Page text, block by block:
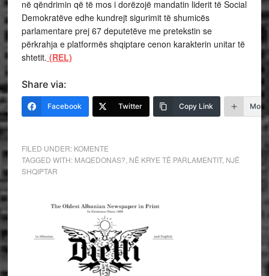
në qëndrimin që të mos i dorëzojë mandatin liderit të Social
Demokratëve edhe kundrejt sigurimit të shumicës
parlamentare prej 67 deputetëve me pretekstin se
përkrahja e platformës shqiptare cenon karakterin unitar të
shtetit. (REL)
Share via:
Facebook Twitter Copy Link More
FILED UNDER: KOMENTE
TAGGED WITH: MAQEDONAS? NË KRYE TË PARLAMENTIT, NJË
SHQIPTAR